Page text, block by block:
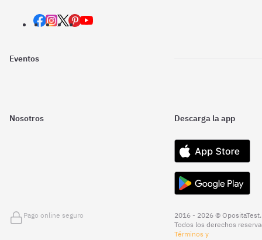
Eventos
Nosotros Descarga la app
Pago online seguro
2016 - 2026 © OpositaTest.
Todos los derechos
Términos y